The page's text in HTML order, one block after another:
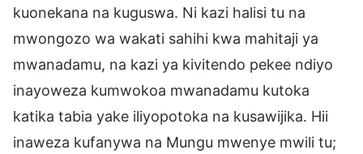
kuonekana na kuguswa. Ni kazi halisi tu na
mwongozo wa wakati sahihi kwa mahitaji ya
mwanadamu, na kazi ya kivitendo pekee ndiyo
inayoweza kumwokoa mwanadamu kutoka
katika tabia yake iliyopotoka na kusawijika. Hii
inaweza kufanywa na Mungu mwenye mwili tu;